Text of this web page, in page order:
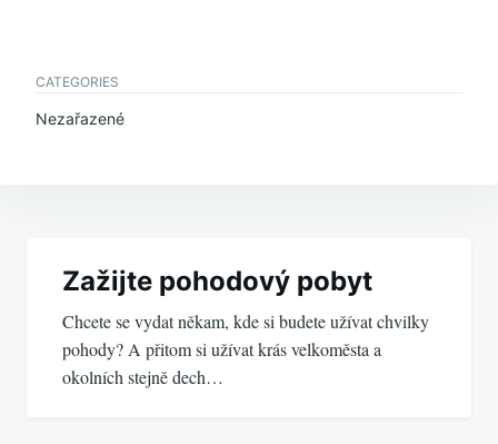
CATEGORIES
Nezařazené
pro
příspěvek
Zažijte pohodový pobyt
Chcete se vydat někam, kde si budete užívat chvilky
pohody? A přitom si užívat krás velkoměsta a
okolních stejně dech…